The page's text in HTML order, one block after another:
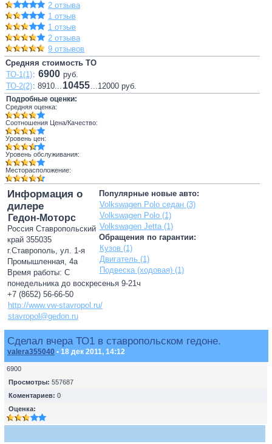
2 отзыва
1 отзыв
1 отзыв
2 отзыва
9 отзывов
Средняя стоимость ТО
ТО-1(1): 6900 руб.
ТО-2(2): 8910... 10455...12000 руб.
Подробные оценки:
Средняя оценка:
Соотношения Цена/Качество:
Уровень цен:
Уровень обслуживания:
Месторасположение:
Популярные новые авто:
Volkswagen Polo седан (3)
Volkswagen Polo (1)
Volkswagen Jetta (1)
Обращения по гарантии:
Кузов (1)
Двигатель (1)
Подвеска (ходовая) (1)
Информация о
дилере
Гедон-Моторс
Россия Ставропольский
край 355035
г.Ставрополь, ул. 1-я
Промышленная, 4а
Время работы: С
понедельника до воскресенья 9-21ч
+7 (8652) 56-66-50
http://www.vw-stavropol.ru/
stavropol@gedon.ru
Сделал вчера ТО1 в ставропольском гедоне.
valera355040 • 18 дек 2011, 14:12
6900
Просмотры: 557687
Коментариев: 0
Оценка: